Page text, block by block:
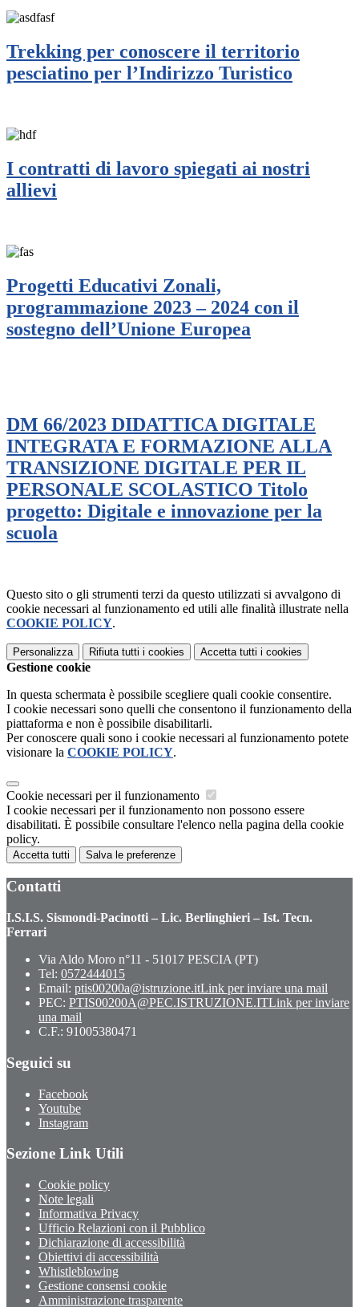
Trekking per conoscere il territorio
pesciatino per l’Indirizzo Turistico
I contratti di lavoro spiegati ai nostri
allievi
Progetti Educativi Zonali,
programmazione 2023 – 2024 con il
sostegno dell’Unione Europea
DM 66/2023 DIDATTICA DIGITALE
INTEGRATA E FORMAZIONE ALLA
TRANSIZIONE DIGITALE PER IL
PERSONALE SCOLASTICO Titolo
progetto: Digitale e innovazione per la
scuola
Questo sito o gli strumenti terzi da questo utilizzati si avvalgono di
cookie necessari al funzionamento ed utili alle finalità illustrate nella
COOKIE POLICY.
Personalizza Rifiuta tutti i cookies Accetta tutti i cookies
Gestione cookie
In questa schermata è possibile scegliere quali cookie consentire.
I cookie necessari sono quelli che consentono il funzionamento della
piattaforma e non è possibile disabilitarli.
Per conoscere quali sono i cookie necessari al funzionamento potete
visionare la COOKIE POLICY.
Cookie necessari per il funzionamento
I cookie necessari per il funzionamento non possono essere
disabilitati. È possibile consultare l'elenco nella pagina della cookie
policy.
Accetta tutti Salva le preferenze
Contatti
I.S.I.S. Sismondi-Pacinotti – Lic. Berlinghieri – Ist. Tecn.
Ferrari
Via Aldo Moro n°11 - 51017 PESCIA (PT)
Tel: 0572444015
Email: ptis00200a@istruzione.itLink per inviare una mail
PEC: PTIS00200A@PEC.ISTRUZIONE.ITLink per inviare
una mail
C.F.: 91005380471
Seguici su
Facebook
Youtube
Instagram
Sezione Link Utili
Cookie policy
Note legali
Informativa Privacy
Ufficio Relazioni con il Pubblico
Dichiarazione di accessibilità
Obiettivi di accessibilità
Whistleblowing
Gestione consensi cookie
Amministrazione trasparente